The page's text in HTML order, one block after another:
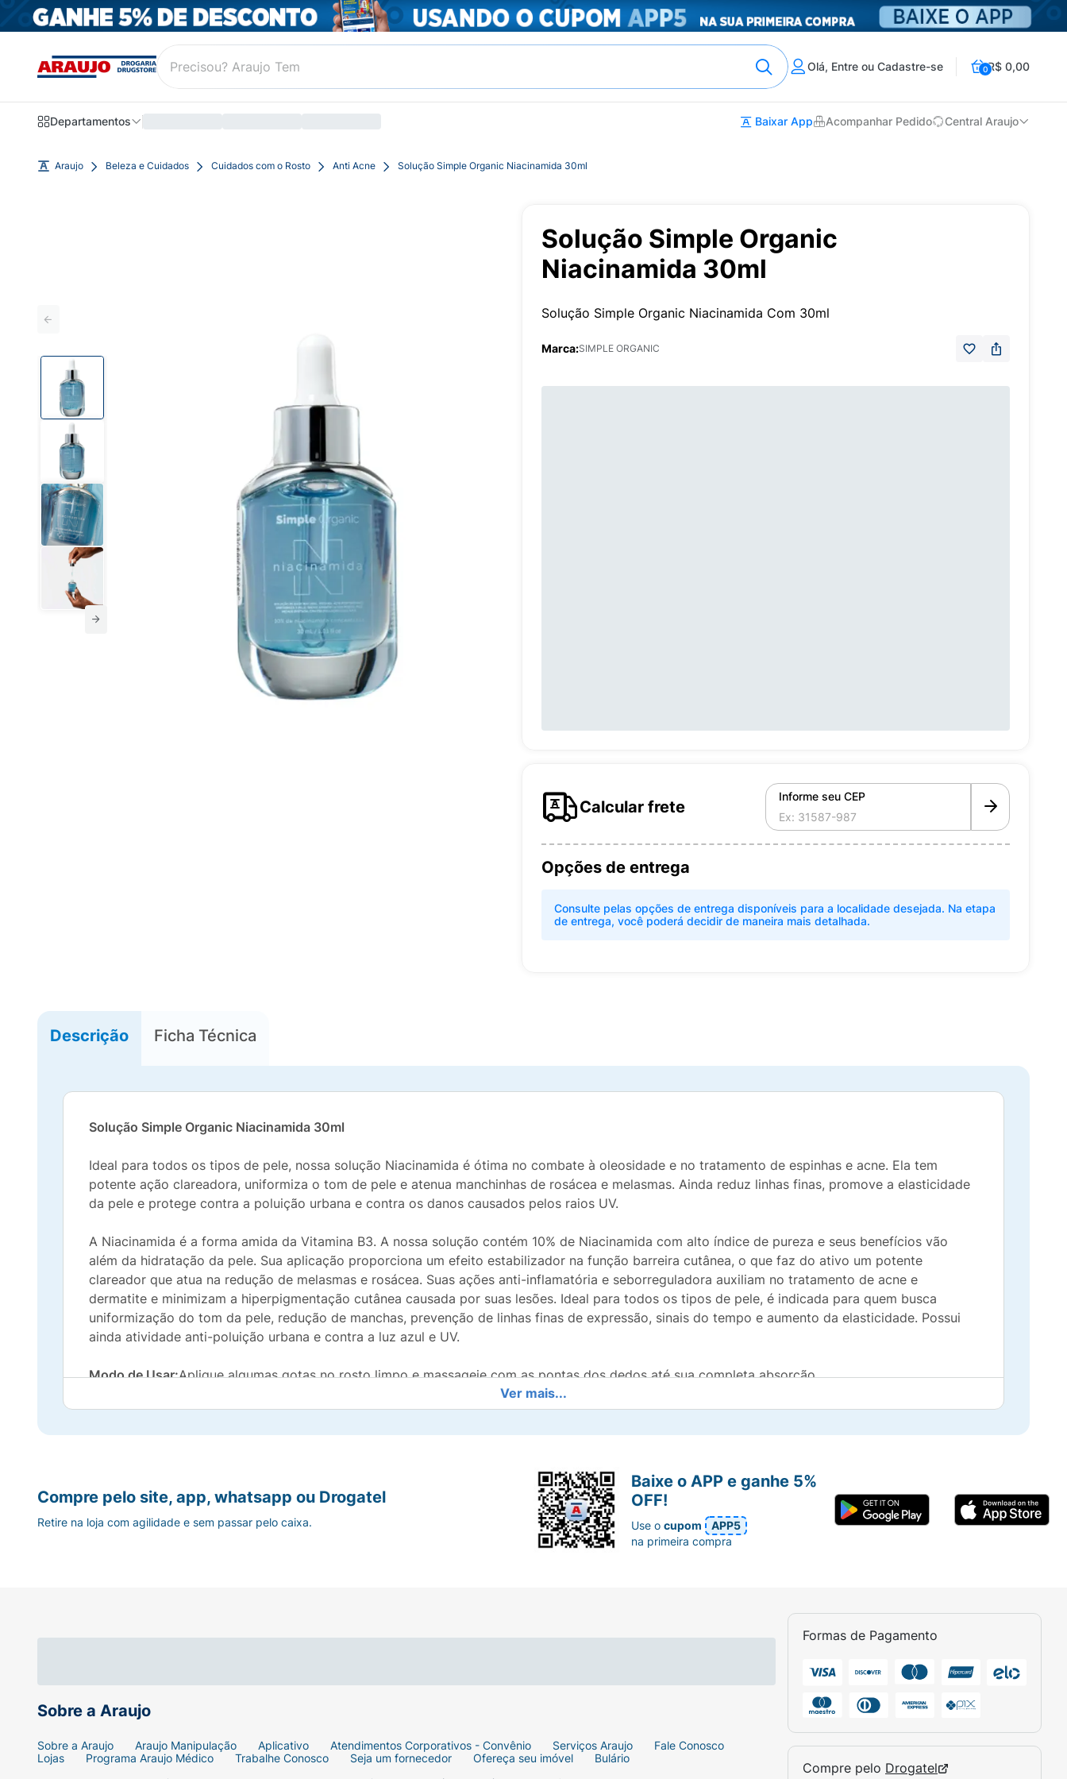
Olá, Entre ou Cadastre-se 0R$ 0,00
Departamentos Baixar App Acompanhar Pedido Central Araujo
Araujo Beleza e Cuidados Cuidados com o Rosto Anti Acne Solução Simple Organic Niacinamida 30ml
Solução Simple Organic
Niacinamida 30ml
Solução Simple Organic Niacinamida Com 30ml
Marca:SIMPLE ORGANIC
Calcular frete
Informe seu CEP
Opções de entrega
Consulte pelas opções de entrega disponíveis para a localidade desejada. Na etapa
de entrega, você poderá decidir de maneira mais detalhada.
Descrição Ficha Técnica
Solução Simple Organic Niacinamida 30ml
Ideal para todos os tipos de pele, nossa solução Niacinamida é ótima no combate à oleosidade e no tratamento de espinhas e acne. Ela tem
potente ação clareadora, uniformiza o tom de pele e atenua manchinhas de rosácea e melasmas. Ainda reduz linhas finas, promove a elasticidade
da pele e protege contra a poluição urbana e contra os danos causados pelos raios UV.
A Niacinamida é a forma amida da Vitamina B3. A nossa solução contém 10% de Niacinamida com alto índice de pureza e seus benefícios vão
além da hidratação da pele. Sua aplicação proporciona um efeito estabilizador na função barreira cutânea, o que faz do ativo um potente
clareador que atua na redução de melasmas e rosácea. Suas ações anti-inflamatória e seborreguladora auxiliam no tratamento de acne e
dermatite e minimizam a hiperpigmentação cutânea causada por suas lesões. Ideal para todos os tipos de pele, é indicada para quem busca
uniformização do tom da pele, redução de manchas, prevenção de linhas finas de expressão, sinais do tempo e aumento da elasticidade. Possui
ainda atividade anti-poluição urbana e contra a luz azul e UV.
Modo de Usar:Aplique algumas gotas no rosto limpo e massageie com as pontas dos dedos até sua completa absorção.
Quem não pode usar? Não há contraindicação. Porém, gestantes e lactantes devem sempre consultar o médico antes da utilização.
outras fontes de calor, de preferência sempre dentro da embalagem que o acompanha. Em caso de irritação, suspenda o uso e, caso os sinais
persistam, procure um médico.
Composição:Aqua, niacinamide, biosaccharide gum-1, pentylene glycol, glycerin, xanthan gum, parfum, ci 77891, ci 77019, indigofera tinctoria leaf
Ver mais...
Sobre a Araujo
Sobre a Araujo Araujo Manipulação Aplicativo Atendimentos Corporativos - Convênio Serviços Araujo
Fale Conosco
Lojas
Programa Araujo Médico Trabalhe Conosco Seja um fornecedor Ofereça seu imóvel Bulário
Formas de Pagamento
Compre pelo Drogatel
Compre pelo site, app, whatsapp ou Drogatel
Retire na loja com agilidade e sem passar pelo caixa.
Baixe o APP e ganhe 5%
OFF!
Use ocupom
APP5
na primeira compra